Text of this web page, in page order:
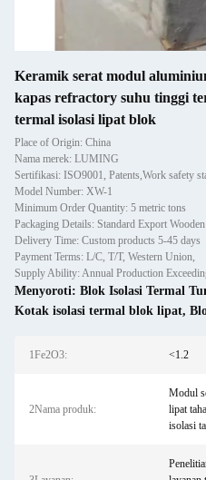
Keramik serat modul
kapas refractory suhu tinggi
termal isolasi lipat blok
Place of Origin: China
Nama merek: LUMING
Sertifikasi: ISO9001, Patents,Work safety
Model Number: XW-1
Minimum Order Quantity: 5 metric tons
Packaging Details: Standard Export
Delivery Time: Custom products 5-45 days
Payment Terms: L/C, T/T, Western Union,
Menyoroti: Blok Isolasi Termal
Kotak isolasi termal blok lipat,
1Fe2O3: <1.2
2Nama produk:
Modul
lipat
isolasi ta